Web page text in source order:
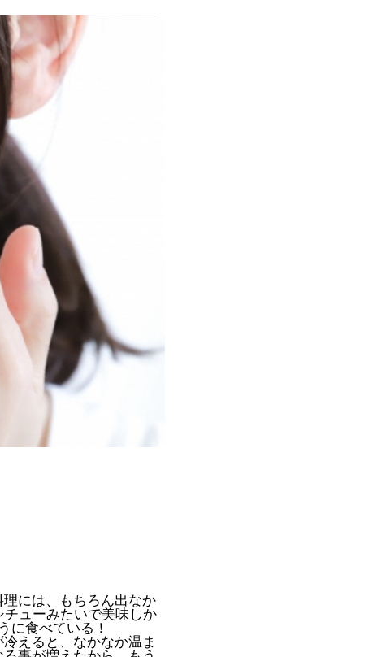
には、もちろん出なか
ューみたいで美味しか
に食べている！
えると、なかなか温ま